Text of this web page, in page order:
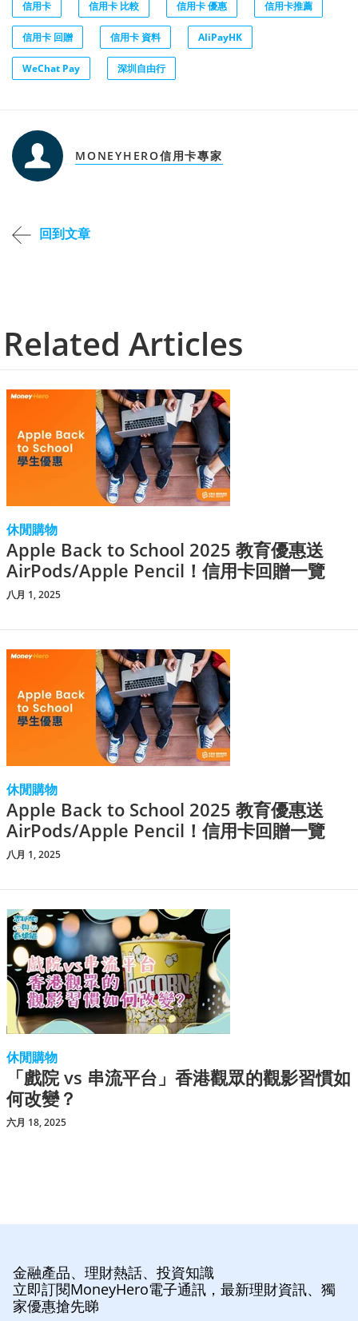
信用卡 信用卡 比較 信用卡 優惠 信用卡推薦
信用卡 回贈 信用卡 資料 AliPayHK
WeChat Pay 深圳自由行
MONEYHERO信用卡專家
回到文章
Related Articles
休閒購物
Apple Back to School 2025 教育優惠送
AirPods/Apple Pencil！信用卡回贈一覽
八月 1, 2025
休閒購物
Apple Back to School 2025 教育優惠送
AirPods/Apple Pencil！信用卡回贈一覽
八月 1, 2025
休閒購物
「戲院 vs 串流平台」香港觀眾的觀影習慣如
何改變？
六月 18, 2025
金融產品、理財熱話、投資知識
立即訂閱MoneyHero電子通訊，最新理財資訊、獨
家優惠搶先睇